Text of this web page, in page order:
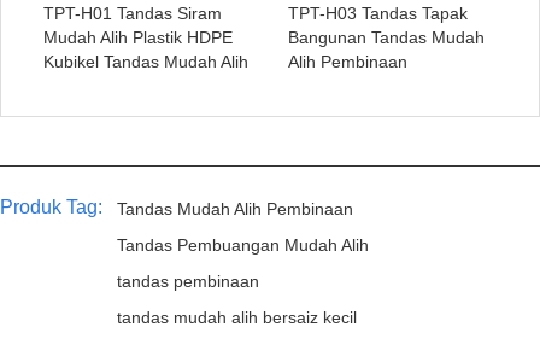
TPT-H01 Tandas Siram
Mudah Alih Plastik HDPE
Kubikel Tandas Mudah Alih
TPT-H03 Tandas Tapak
Bangunan Tandas Mudah
Alih Pembinaan
Produk Tag:
Tandas Mudah Alih Pembinaan
Tandas Pembuangan Mudah Alih
tandas pembinaan
tandas mudah alih bersaiz kecil